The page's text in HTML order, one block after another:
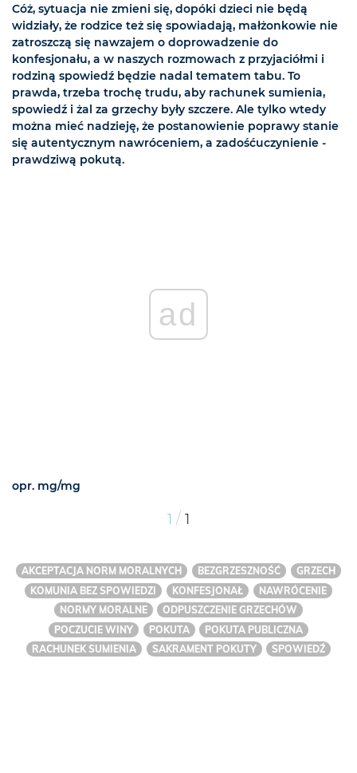
Cóż, sytuacja nie zmieni się, dopóki dzieci nie będą
widziały, że rodzice też się spowiadają, małżonkowie nie
zatroszczą się nawzajem o doprowadzenie do
konfesjonału, a w naszych rozmowach z przyjaciółmi i
rodziną spowiedź będzie nadal tematem tabu. To
prawda, trzeba trochę trudu, aby rachunek sumienia,
spowiedź i żal za grzechy były szczere. Ale tylko wtedy
można mieć nadzieję, że postanowienie poprawy stanie
się autentycznym nawróceniem, a zadośćuczynienie -
prawdziwą pokutą.
ad
opr. mg/mg
1 / 1
AKCEPTACJA NORM MORALNYCH BEZGRZESZNOŚĆ
GRZECH
KOMUNIA BEZ SPOWIEDZI
KONFESJONAŁ
NAWRÓCENIE
NORMY MORALNE
ODPUSZCZENIE GRZECHÓW
POCZUCIE WINY
POKUTA
POKUTA PUBLICZNA
RACHUNEK SUMIENIA
SAKRAMENT POKUTY SPOWIEDŹ